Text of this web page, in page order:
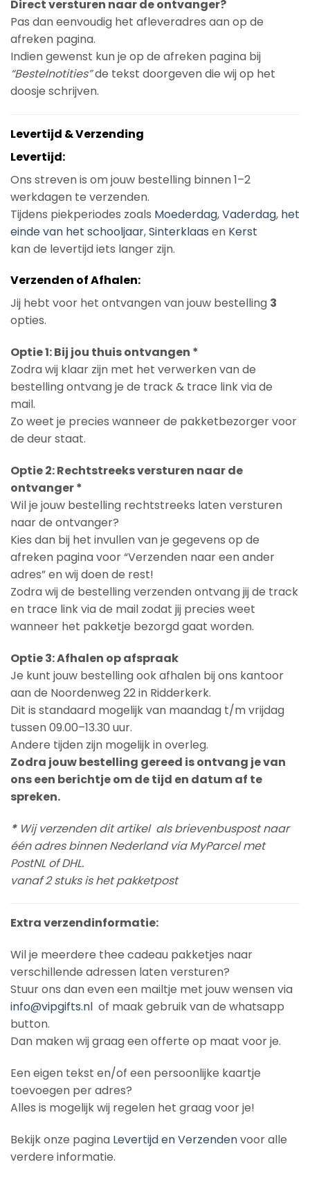
Direct versturen naar de ontvanger?
Pas dan eenvoudig het afleveradres aan op de
afreken pagina.
Indien gewenst kun je op de afreken pagina bij
“Bestelnotities”de tekst doorgeven die wij op het
doosje schrijven.
Levertijd & Verzending
Levertijd:
Ons streven is om jouw bestelling binnen 1–2
werkdagen te verzenden.
Tijdens piekperiodes zoals Moederdag,Vaderdag, het
einde van het schooljaar,Sinterklaas en Kerst
kan de levertijd iets langer zijn.
Verzenden of Afhalen:
Jij hebt voor het ontvangen van jouw bestelling 3
opties.
Optie 1: Bij jou thuis ontvangen *
Zodra wij klaar zijn met het verwerken van de
bestelling ontvang je de track & trace link via de
mail.
Zo weet je precies wanneer de pakketbezorger voor
de deur staat.
Optie 2: Rechtstreeks versturen naar de
ontvanger *
Wil je jouw bestelling rechtstreeks laten versturen
naar de ontvanger?
Kies dan bij het invullen van je gegevens op de
afreken pagina voor “Verzenden naar een ander
adres” en wij doen de rest!
Zodra wij de bestelling verzenden ontvang jij de track
en trace link via de mail zodat jij precies weet
wanneer het pakketje bezorgd gaat worden.
Optie 3: Afhalen op afspraak
Je kunt jouw bestelling ook afhalen bij ons kantoor
aan de Noordenweg 22 in Ridderkerk.
Dit is standaard mogelijk van maandag t/m vrijdag
tussen 09.00–13.30 uur.
Andere tijden zijn mogelijk in overleg.
Zodra jouw bestelling gereed is ontvang je van
ons een berichtje om de tijd en datum af te
spreken.
* Wij verzenden dit artikel als brievenbuspost naar
één adres binnen Nederland via MyParcel met
PostNL of DHL.
vanaf 2 stuks is het pakketpost
Extra verzendinformatie:
Wil je meerdere thee cadeau pakketjes naar
verschillende adressen laten versturen?
Stuur ons dan even een mailtje met jouw wensen via
info@vipgifts.nl of maak gebruik van de whatsapp
button.
Dan maken wij graag een offerte op maat voor je.
Een eigen tekst en/of een persoonlijke kaartje
toevoegen per adres?
Alles is mogelijk wij regelen het graag voor je!
Bekijk onze pagina Levertijd en Verzendenvoor alle
verdere informatie.